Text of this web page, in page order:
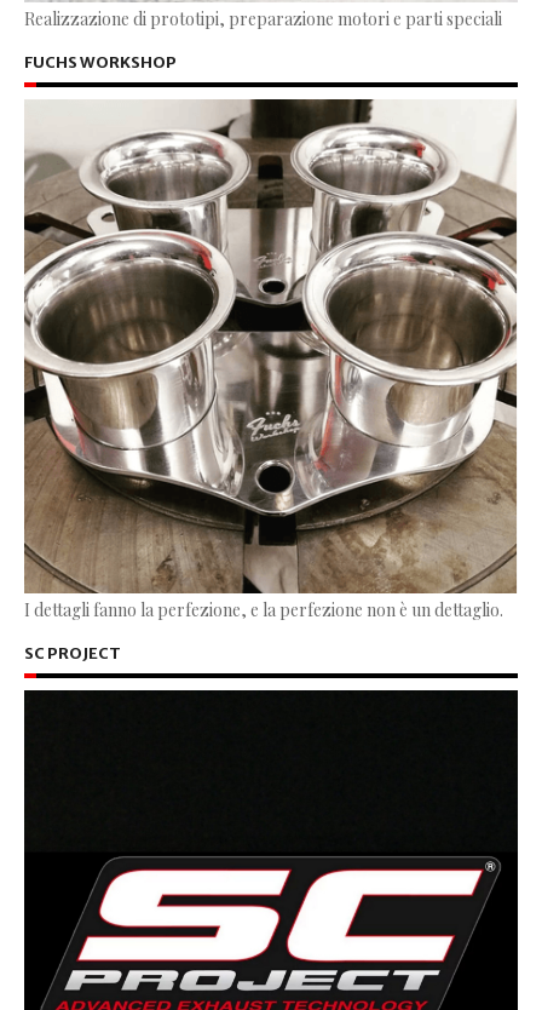
Realizzazione di prototipi, preparazione motori e parti speciali
FUCHS WORKSHOP
I dettagli fanno la perfezione, e la perfezione non è un dettaglio.
SC PROJECT